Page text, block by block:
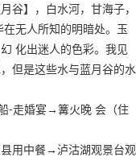
谷】，白水河，甘海子，
无人所知的明暗处。玉
化出迷人的色彩。我见
但是这些水与蓝月谷的水
-走婚宴→篝火晚 会（住
用中餐→泸沽湖观景台观